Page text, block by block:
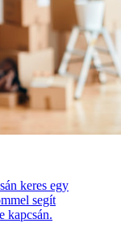
keres egy
segít
kapcsán.